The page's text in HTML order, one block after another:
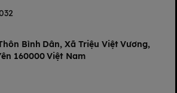
Bình Dân, Xã Triệu Việt Vương,
160000 Việt Nam